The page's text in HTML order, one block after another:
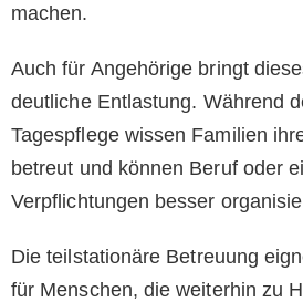
machen.
Auch für Angehörige bringt
deutliche Entlastung. Während
Tagespflege wissen Familien
betreut und können Beruf oder
Verpflichtungen besser
Die teilstationäre Betreuung
für Menschen, die weiterhin zu